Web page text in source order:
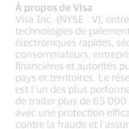
À propos de Visa
Visa Inc. (NYSE : V),
technologies de
électroniques rapides,
consommateurs,
financières et autorités
pays et territoires. Le
est l’un des plus
de traiter plus de 65 000
avec une protection
contre la fraude et